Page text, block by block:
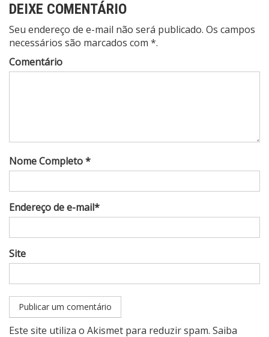
DEIXE COMENTÁRIO
Seu endereço de e-mail não será publicado. Os campos
necessários são marcados com *.
Comentário
Nome Completo *
Endereço de e-mail*
Site
Este site utiliza o Akismet para reduzir spam. Saiba